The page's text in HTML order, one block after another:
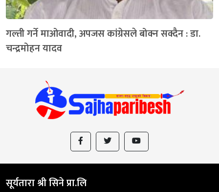
गल्ती गर्ने माओवादी, अपजस कांग्रेसले बोक्न सक्दैन : डा.
चन्द्रमोहन यादव
सूर्यतारा श्री सिने प्रा.लि